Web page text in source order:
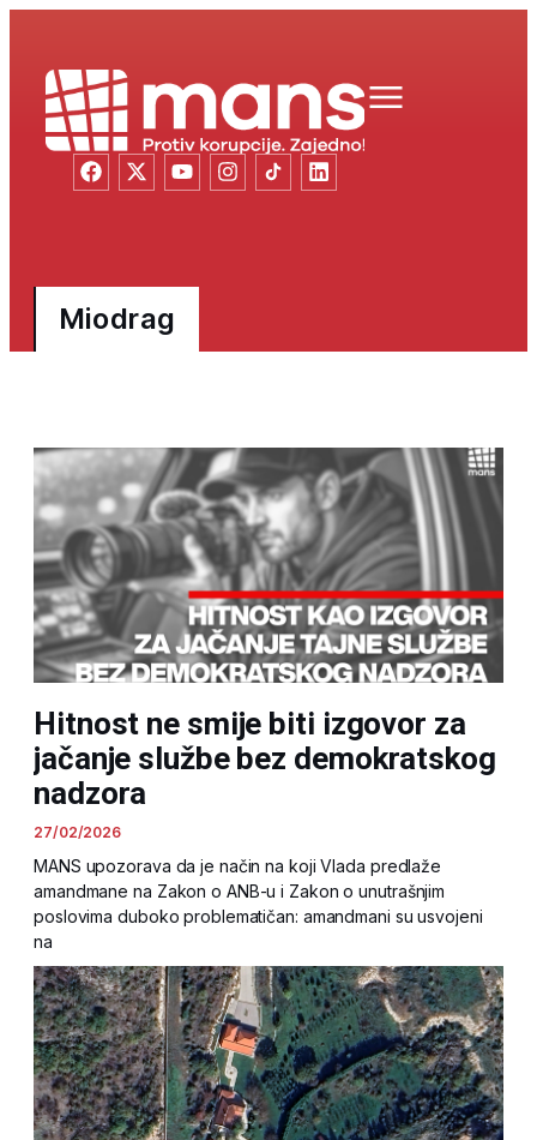
Miodrag
Hitnost ne smije biti izgovor za
jačanje službe bez demokratskog
nadzora
27/02/2026
MANS upozorava da je način na koji Vlada predlaže
amandmane na Zakon o ANB-u i Zakon o unutrašnjim
poslovima duboko problematičan: amandmani su usvojeni
na